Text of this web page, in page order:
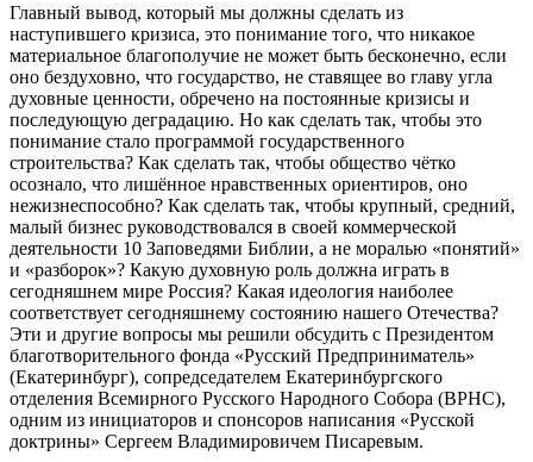
Главный вывод, который мы должны сделать из
наступившего кризиса, это понимание того, что никакое
материальное благополучие не может быть бесконечно, если
оно бездуховно, что государство, не ставящее во главу угла
духовные ценности, обречено на постоянные кризисы и
последующую деградацию. Но как сделать так, чтобы это
понимание стало программой государственного
строительства? Как сделать так, чтобы общество чётко
осознало, что лишённое нравственных ориентиров, оно
нежизнеспособно? Как сделать так, чтобы крупный, средний,
малый бизнес руководствовался в своей коммерческой
деятельности 10 Заповедями Библии, а не моралью «понятий»
и «разборок»? Какую духовную роль должна играть в
сегодняшнем мире Россия? Какая идеология наиболее
соответствует сегодняшнему состоянию нашего Отечества?
Эти и другие вопросы мы решили обсудить с Президентом
благотворительного фонда «Русский Предприниматель»
(Екатеринбург), сопредседателем Екатеринбургского
отделения Всемирного Русского Народного Собора (ВРНС),
одним из инициаторов и спонсоров написания «Русской
доктрины» Сергеем Владимировичем Писаревым.